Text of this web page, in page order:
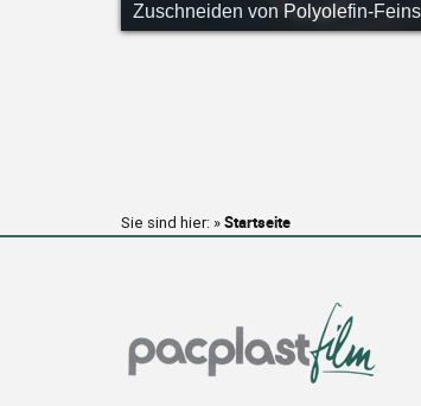
Zuschneiden von Polyolefin-
Sie sind hier: » Startseite